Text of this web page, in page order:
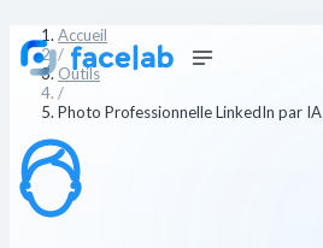
Accueil
/
Outils
/
Photo Professionnelle LinkedIn par IA